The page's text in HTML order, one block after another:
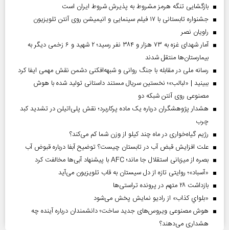
بازگشایی تنگه هرمز مشروط به پذیرش شروط ایران است
جشنواره تابستانی با ۱۷ فیلم سینمایی و انیمیشن روی آنتن تلویزیون
راویان نصر
آمار شهدای غزه به ۷۳ هزار و ۳۸۴ نفر رسید؛ ۲ شهید و ۶ زخمی دیگر به
بیمارستان‌ها منتقل شدند
رسانه ملی در مقابله با جنگ روانی و شبهه‌افکنی دشمن نقش مهمی ایفا کرد
ببینید | «لبالب»؛ نخستین سریال مستند داستانی تولید شده با هوش
مصنوعی روی آنتن شبکه دو
هشدار پژوهشگران درباره یک ماده پرکاربرد؛ نقش پلی‌اتیلن در تشدید کبد
چرب
رژیم گیاه‌خواری در ماه چند کیلو از وزن شما کم می‌کند؟
علت افزایش قبض آب در تابستان چیست؟ توضیح آبفا درباره قبوض آب
بصره از میزبانی استقلال جا ماند؛ AFC با پیشنهاد آبی‌ها مخالفت کرد
«آسباد»؛ روایتی تازه از دل سیستان به قاب تلویزیون می‌آید
بازداشت ۲۸ متهم در پرونده تراستی‌ها
«بلواي کذاب» از رادیو نمایش پخش می‌شود
هوش مصنوعی ویروس‌های جدید ساخت؛ دانشمندان درباره آینده چه
هشداری می‌دهند؟